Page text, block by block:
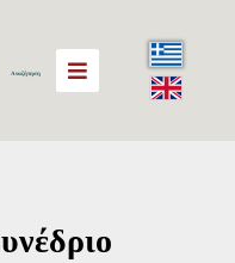
Αναζήτηση